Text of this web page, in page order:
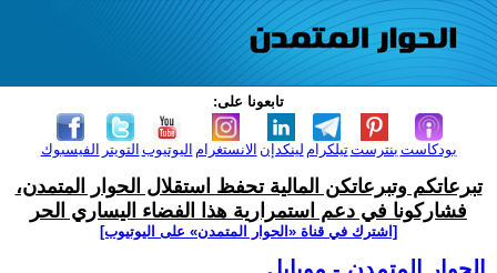
تابعونا على:
الفيسبوك التويتر اليوتيوب الانستغرام لينكدإن تيلكرامبنترست بودكاست
تبرعاتكم وتبرعاتكن المالية تحفظ استقلال الحوار المتمدن،
فشاركونا في دعم استمرارية هذا الفضاء اليساري الحر
[اشترك في قناة ‫«الحوار المتمدن» على اليوتيوب]